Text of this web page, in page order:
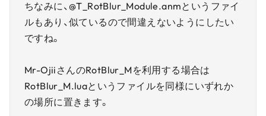
ちなみに、@T_RotBlur_Module.anmというファイ
ルもあり、似ているので間違えないようにしたい
ですね。
Mr-OjiiさんのRotBlur_Mを利用する場合は
RotBlur_M.luaというファイルを同様にいずれか
の場所に置きます。